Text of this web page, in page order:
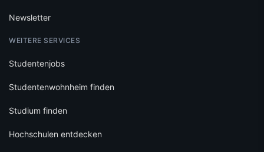
Newsletter
WEITERE SERVICES
Studentenjobs
Studentenwohnheim finden
Studium finden
Hochschulen entdecken